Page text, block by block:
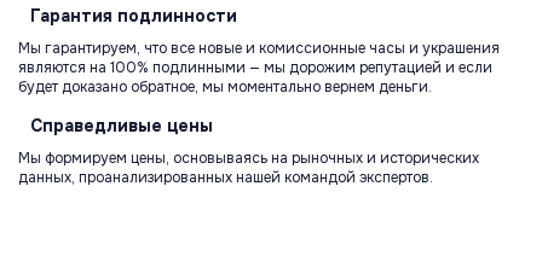
Гарантия подлинности
Мы гарантируем, что все новые и комиссионные часы и украшения
являются на 100% подлинными — мы дорожим репутацией и если
будет доказано обратное, мы моментально вернем деньги.
Справедливые цены
Мы формируем цены, основываясь на рыночных и исторических
данных, проанализированных нашей командой экспертов.